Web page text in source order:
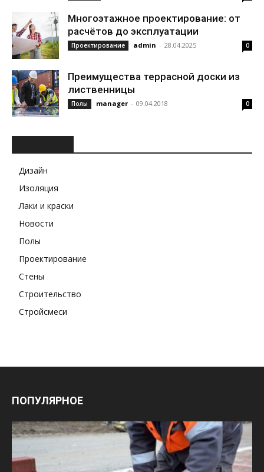
Многоэтажное проектирование: от
расчётов до эксплуатации
Проектирование admin - 28.04.2025 0
Преимущества террасной доски из
лиственницы
Полы manager - 09.04.2018 0
Дизайн
Изоляция
Лаки и краски
Новости
Полы
Проектирование
Стены
Строительство
Стройсмеси
ПОПУЛЯРНОЕ